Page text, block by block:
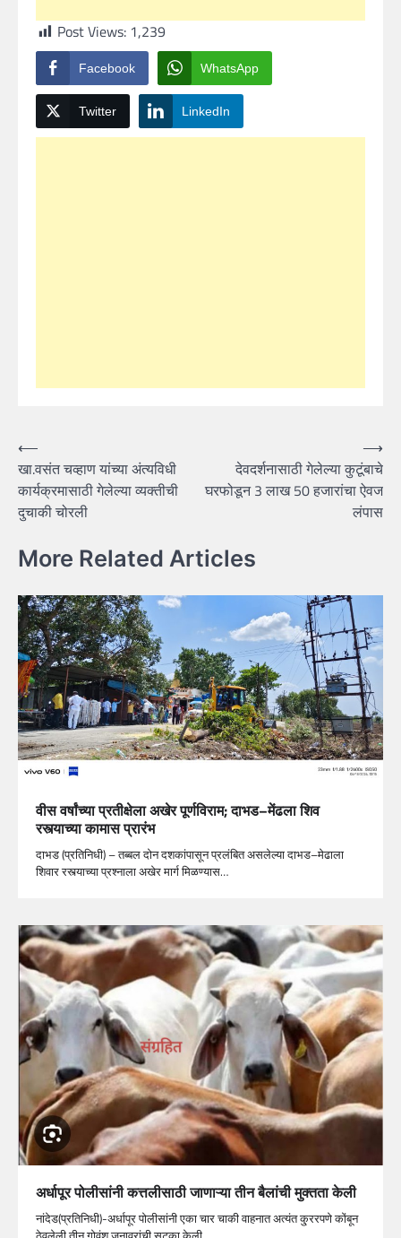
Post Views: 1,239
Facebook WhatsApp
Twitter LinkedIn
Post
navigation
⟵
खा.वसंत चव्हाण यांच्या अंत्यविधी
कार्यक्रमासाठी गेलेल्या व्यक्तीची
दुचाकी चोरली
देवदर्शनासाठी गेलेल्या कुटूंबाचे
घरफोडून 3 लाख 50 हजारांचा ऐवज
लंपास
⟶
More Related Articles
वीस वर्षांच्या प्रतीक्षेला अखेर पूर्णविराम; दाभड–मेंढला शिव
रस्त्याच्या कामास प्रारंभ
दाभड (प्रतिनिधी) – तब्बल दोन दशकांपासून प्रलंबित असलेल्या दाभड–मेढाला
शिवार रस्त्याच्या प्रश्नाला अखेर मार्ग मिळण्यास…
अर्धापूर पोलीसांनी कत्तलीसाठी जाणाऱ्या तीन बैलांची मुक्तता केली
नांदेड(प्रतिनिधी)-अर्धापूर पोलीसांनी एका चार चाकी वाहनात अत्यंत कु्ररपणे कोंबून